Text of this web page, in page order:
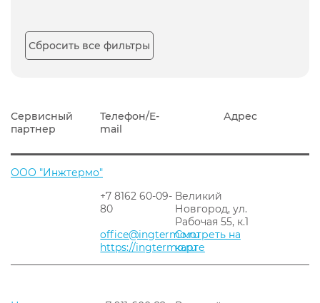
Сбросить все фильтры
Сервисный
партнер
Телефон/E-
mail
Адрес
ООО "Инжтермо"
+7 8162 60-09-
80
office@ingtermo.ru
https://ingtermo.ru
Великий
Новгород, ул.
Рабочая 55, к.1
Смотреть на
карте